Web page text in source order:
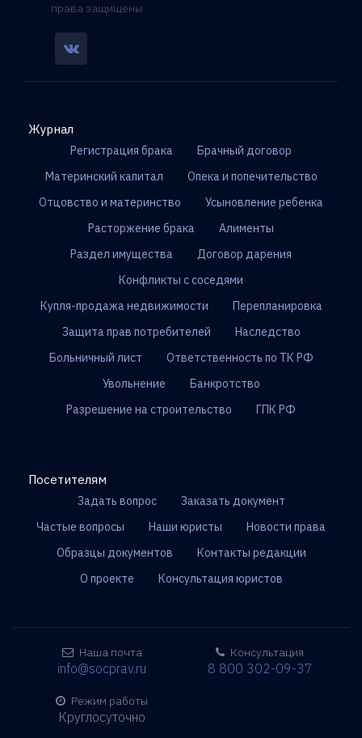
права защищены
Журнал
Регистрация брака
Брачный договор
Материнский капитал
Опека и попечительство
Отцовство и материнство
Усыновление ребенка
Расторжение брака
Алименты
Раздел имущества
Договор дарения
Конфликты с соседями
Купля-продажа недвижимости
Перепланировка
Защита прав потребителей
Наследство
Больничный лист
Ответственность по ТК РФ
Увольнение
Банкротство
Разрешение на строительство
ГПК РФ
Посетителям
Задать вопрос
Заказать документ
Частые вопросы
Наши юристы
Новости права
Образцы документов
Контакты редакции
О проекте
Консультация юристов
Наша почта
info@socprav.ru
Режим работы
Круглосуточно
Консультация
8 800 302-09-37